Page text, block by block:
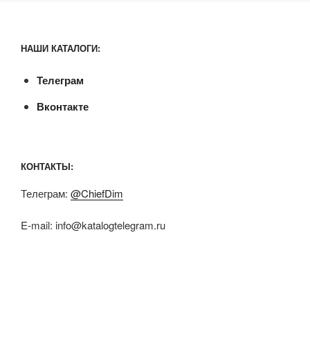
НАШИ КАТАЛОГИ:
Телеграм
Вконтакте
КОНТАКТЫ:
Телеграм: @ChiefDim
E-mail: info@katalogtelegram.ru